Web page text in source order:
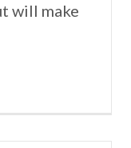
will make